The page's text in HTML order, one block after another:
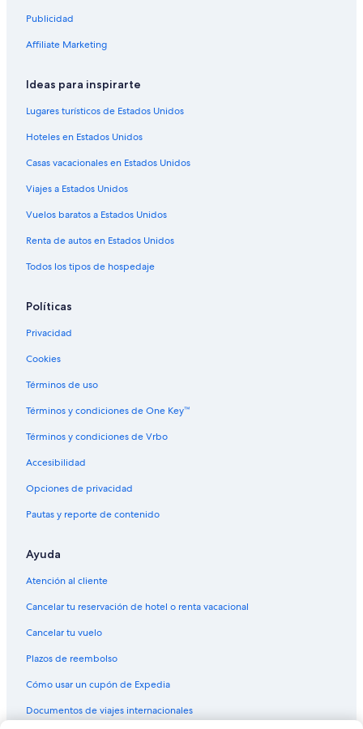
Publicidad
Affiliate Marketing
Ideas para inspirarte
Lugares turísticos de Estados Unidos
Hoteles en Estados Unidos
Casas vacacionales en Estados Unidos
Viajes a Estados Unidos
Vuelos baratos a Estados Unidos
Renta de autos en Estados Unidos
Todos los tipos de hospedaje
Políticas
Privacidad
Cookies
Términos de uso
Términos y condiciones de One Key™
Términos y condiciones de Vrbo
Accesibilidad
Opciones de privacidad
Pautas y reporte de contenido
Ayuda
Atención al cliente
Cancelar tu reservación de hotel o renta vacacional
Cancelar tu vuelo
Plazos de reembolso
Cómo usar un cupón de Expedia
Documentos de viajes internacionales